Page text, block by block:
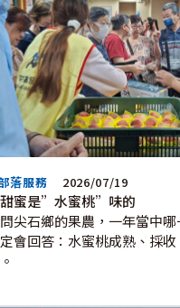
落服務 2026/07/19
蜜是”水蜜桃”味的
尖石鄉的果農，一年當中哪
會回答：水蜜桃成熟、採